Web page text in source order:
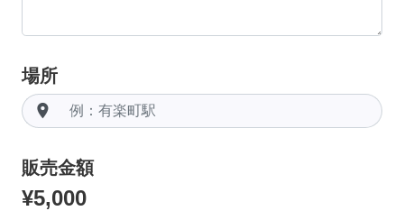
場所
room
販売金額
¥5,000